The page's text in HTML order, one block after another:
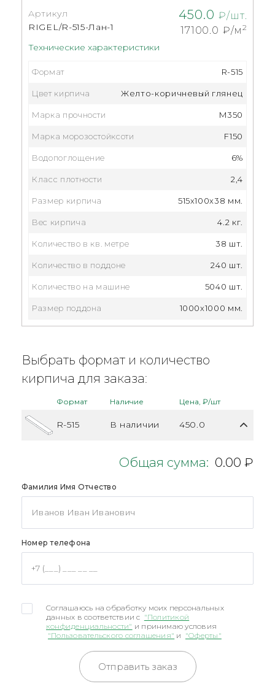
450.0 ₽/шт.
17100.0 ₽/м2
Технические характеристики
Артикул
RIGEL/R-515-Лан-1
Формат R-515
Цвет кирпича Желто-коричневый глянец
Марка прочности M350
Марка морозостойксоти F150
Водопоглощение 6%
Класс плотности 2,4
Размер кирпича 515x100x38 мм.
Вес кирпича 4.2 кг.
Количество в кв. метре 38 шт.
Количество в поддоне 240 шт.
Количество на машине 5040 шт.
Размер поддона 1000х1000 мм.
Выбрать формат и количество
кирпича для заказа:
Формат Наличие Цена, ₽/шт
R-515 В наличии 450.0
Общая сумма: 0.00 ₽
Фамилия Имя Отчество
Номер телефона
Соглашаюсь на обработку моих персональных
данных в соответствии с "Политикой
конфиденциальности" и принимаю условия
"Пользовательского соглашения" и "Оферты"
Отправить заказ